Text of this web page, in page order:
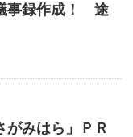
事録作成！ 途
がみはら」ＰＲ